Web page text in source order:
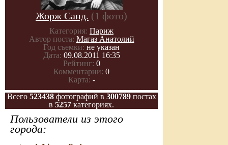
Жорж Санд. (1 фото)
Категория: Париж
Автор поста: Магаз Анатолий
Год съемки: не указан
Дата: 09.08.2011 16:35
Рейтинг: 0
Комментарии: 0
Карта: -
Всего 523438фотографий в 300789постах
в 5257 категориях.
Пользователи из этого
города: